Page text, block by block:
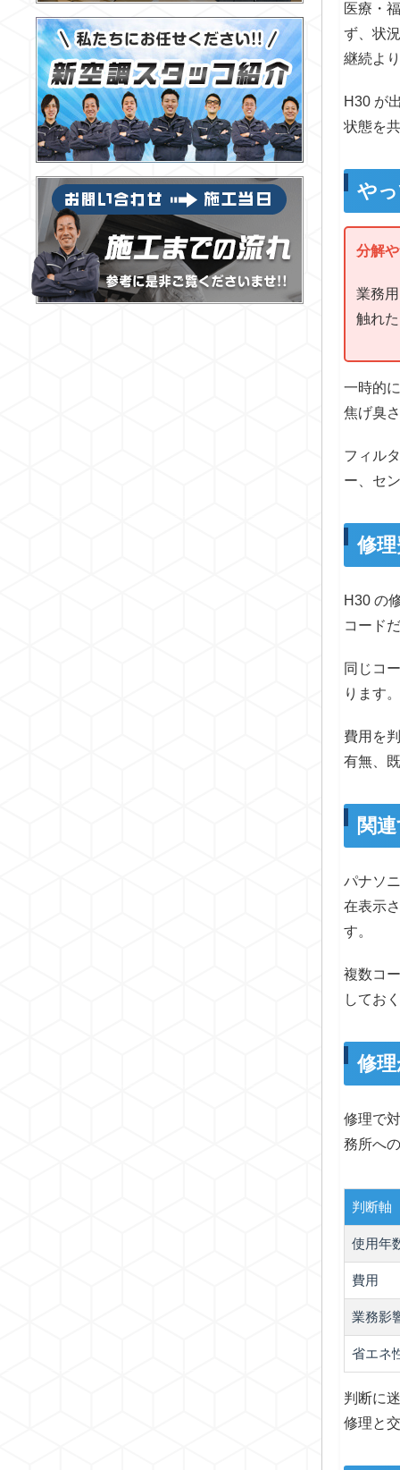
医療・
ず、状
継続よ
H30 が
状態を
や
分解
業務
触れ
一時的
焦げ臭
フィル
ー、セ
修
H30 の
コード
同じコ
ります
費用を
有無、
関
パナソ
在表示
す。
複数コ
してお
修
修理で
務所へ
判断軸
使用年
費用
業務影
省エネ
判断に
修理と